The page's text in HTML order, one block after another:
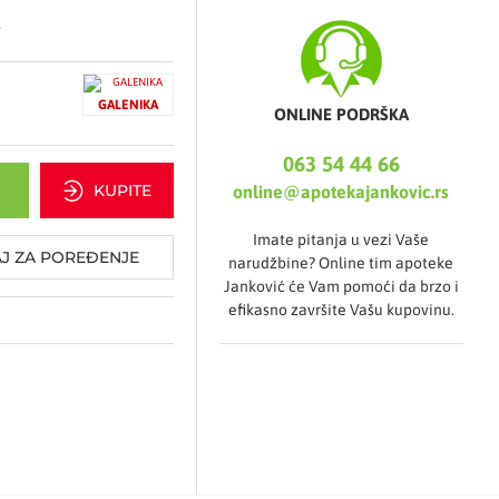
promena na koži
kože ruku
cirkulacije krvi
u tankom sloju
posle svakog
očišćenu kožu
GALENIKA
KUPITE
ZA POREĐENJE
ONLINE PODRŠKA
063 54 44 66
online@apotekajankovic.rs
Imate pitanja u vezi Vaše
narudžbine? Online tim apoteke
Janković će Vam pomoći da brzo i
efikasno završite Vašu kupovinu.